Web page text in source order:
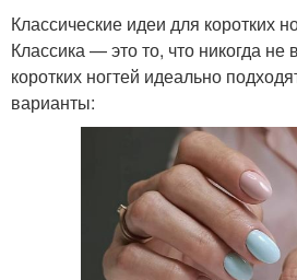
Классические идеи для коротких
Классика — это то, что никогда
коротких ногтей идеально
варианты: